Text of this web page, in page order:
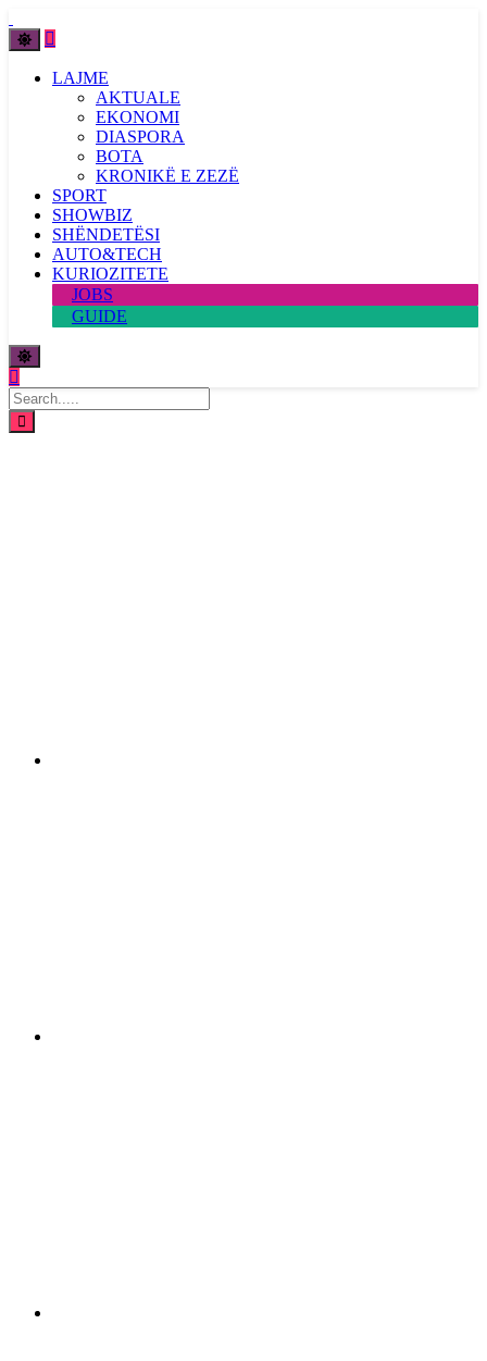
LAJME
AKTUALE
EKONOMI
DIASPORA
BOTA
KRONIKË E ZEZË
SPORT
SHOWBIZ
SHËNDETËSI
AUTO&TECH
KURIOZITETE
JOBS
GUIDE